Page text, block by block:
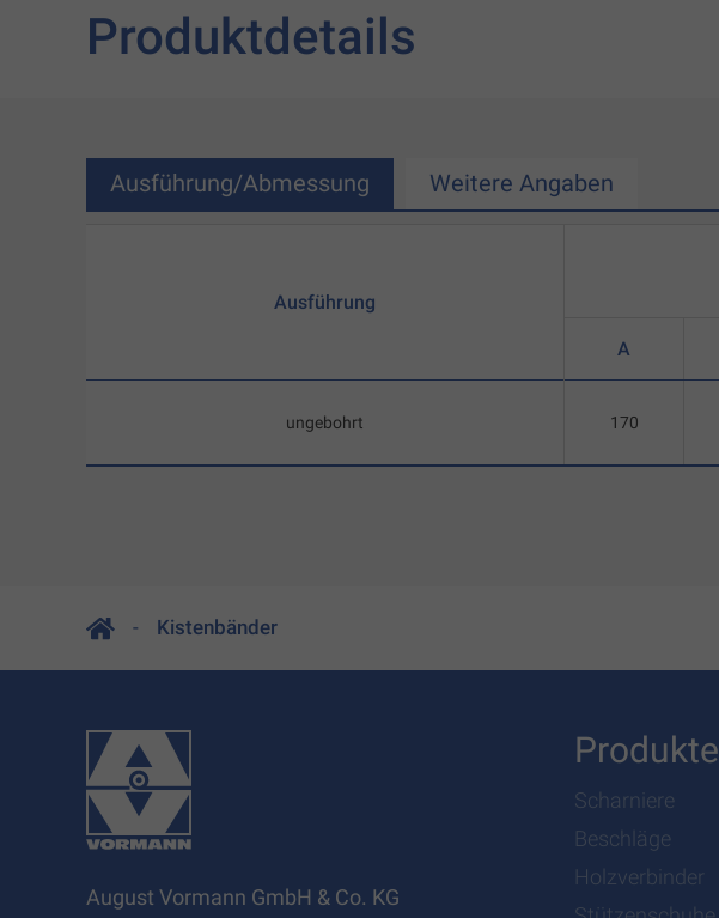
Produktdetails
Ausführung/Abmessung Weitere Angaben
Ausführung
ungebohrt
A
170
Kistenbänder
August Vormann GmbH & Co. KG
Produkte
Scharniere
Beschläge
Holzverbinder